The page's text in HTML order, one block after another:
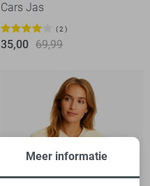
Cars Jas
2
35,00 69,99
Meer informatie